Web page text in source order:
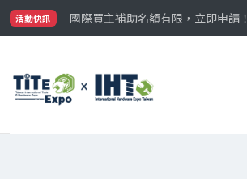
活動快訊
國際買主補助名額有限，立即申請！
參觀門票開放申請中‼️